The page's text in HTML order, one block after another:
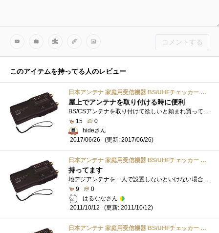
コメントする
このアイテムを持ってる人のレビュー
日本アンテナ 家庭用受信機器 BS/UHFチェッカー NL30S
屋上でアンテナを取り付ける時に便利
BS/CSアンテナを取り付けて欲しいと頼まれ買ってみました 元々アンテナ本体は使ってない物があったので、取り付けるだけですが、いちいちTVに�...
15
0
hideさん
2017/06/26
(更新: 2017/06/26)
日本アンテナ 家庭用受信機器 BS/UHFチェッカー NL30S
持ってます
地デジアンテナを一人で設置しないといけない場合に大変重宝します。電波の強さを表示してくれるため、アンテナの方向を簡単に調整できます�...
9
0
はるななさん
2011/10/12
(更新: 2011/10/12)
日本アンテナ 家庭用受信機器 BS/UHFチェッカー NL30S